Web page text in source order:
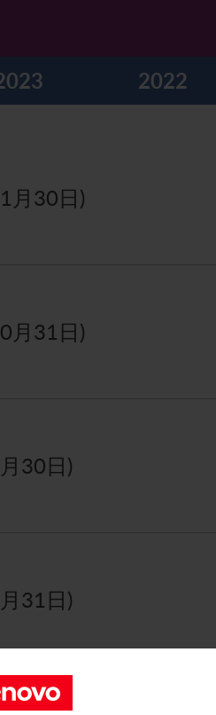
2022
月30日)
月31日)
30日)
31日)